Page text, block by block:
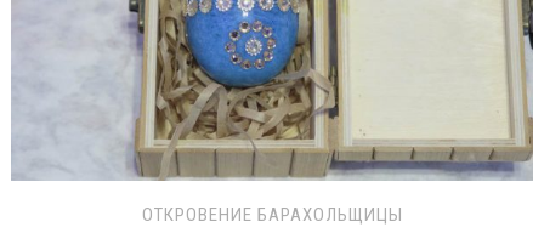
ОТКРОВЕНИЕ БАРАХОЛЬЩИЦЫ